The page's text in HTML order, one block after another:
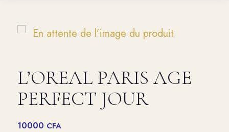
L’OREAL PARIS AGE
PERFECT JOUR
10000 CFA